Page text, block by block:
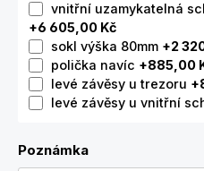
vnitřní uzamykatelná
+6 605,00 Kč
sokl výška 80mm +2
polička navíc +885,00
levé závěsy u trezoru
levé závěsy u vnitřní
Poznámka